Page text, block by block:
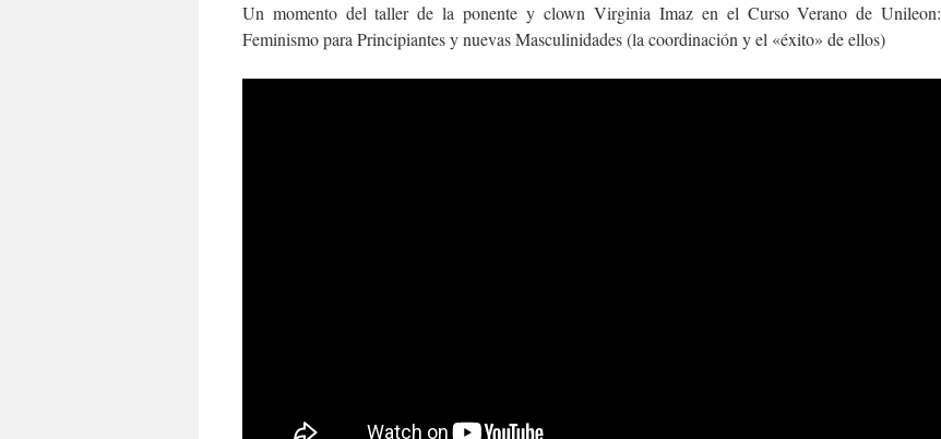
Un momento del taller de la ponente y clown Virginia Imaz en el Curso Verano de Unileon:
Feminismo para Principiantes y nuevas Masculinidades (la coordinación y el «éxito» de ellos)